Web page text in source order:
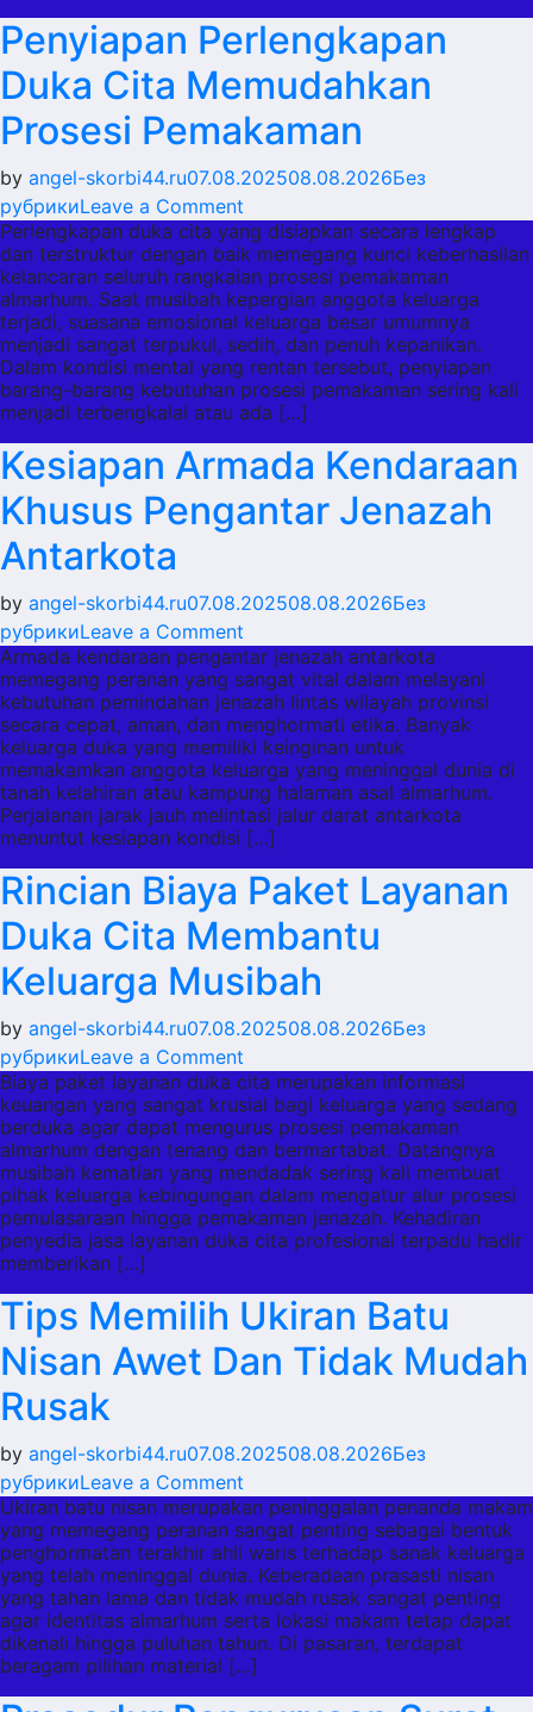
Bawean?
Penyiapan Perlengkapan
Duka Cita Memudahkan
Prosesi Pemakaman
by angel-skorbi44.ru07.08.202508.08.2026Без
рубрикиLeave a Comment
Penyiapan
Perlengkapan
Duka
Cita
Memudahkan
Prosesi
Pemakaman
Perlengkapan duka cita yang disiapkan secara lengkap
dan terstruktur dengan baik memegang kunci keberhasilan
kelancaran seluruh rangkaian prosesi pemakaman
almarhum. Saat musibah kepergian anggota keluarga
terjadi, suasana emosional keluarga besar umumnya
menjadi sangat terpukul, sedih, dan penuh kepanikan.
Dalam kondisi mental yang rentan tersebut, penyiapan
barang-barang kebutuhan prosesi pemakaman sering kali
menjadi terbengkalai atau ada […]
Kesiapan Armada Kendaraan
Khusus Pengantar Jenazah
Antarkota
by angel-skorbi44.ru07.08.202508.08.2026Без
рубрикиLeave a Comment
Kesiapan
Armada
Kendaraan
Khusus
Pengantar
Jenazah
Antarkota
Armada kendaraan pengantar jenazah antarkota
memegang peranan yang sangat vital dalam melayani
kebutuhan pemindahan jenazah lintas wilayah provinsi
secara cepat, aman, dan menghormati etika. Banyak
keluarga duka yang memiliki keinginan untuk
memakamkan anggota keluarga yang meninggal dunia di
tanah kelahiran atau kampung halaman asal almarhum.
Perjalanan jarak jauh melintasi jalur darat antarkota
menuntut kesiapan kondisi […]
Rincian Biaya Paket Layanan
Duka Cita Membantu
Keluarga Musibah
by angel-skorbi44.ru07.08.202508.08.2026Без
рубрикиLeave a Comment
Rincian
Biaya
Paket
Layanan
Duka
Cita
Membantu
Musibah
Biaya paket layanan duka cita merupakan informasi
keuangan yang sangat krusial bagi keluarga yang sedang
berduka agar dapat mengurus prosesi pemakaman
almarhum dengan tenang dan bermartabat. Datangnya
musibah kematian yang mendadak sering kali membuat
pihak keluarga kebingungan dalam mengatur alur prosesi
pemulasaraan hingga pemakaman jenazah. Kehadiran
penyedia jasa layanan duka cita profesional terpadu hadir
memberikan […]
Tips Memilih Ukiran Batu
Nisan Awet Dan Tidak Mudah
Rusak
by angel-skorbi44.ru07.08.202508.08.2026Без
рубрикиLeave a Comment
Tips
Memilih
Ukiran
Batu
Nisan
Awet
Dan
Ukiran batu nisan merupakan peninggalan penanda makam
yang memegang peranan sangat penting sebagai bentuk
penghormatan terakhir ahli waris terhadap sanak keluarga
yang telah meninggal dunia. Keberadaan prasasti nisan
yang tahan lama dan tidak mudah rusak sangat penting
agar identitas almarhum serta lokasi makam tetap dapat
dikenali hingga puluhan tahun. Di pasaran, terdapat
beragam pilihan material […]